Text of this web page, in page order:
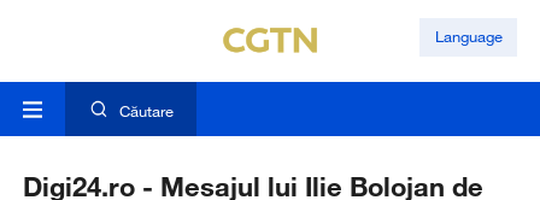
Language
Căutare
Digi24.ro - Mesajul lui Ilie Bolojan de